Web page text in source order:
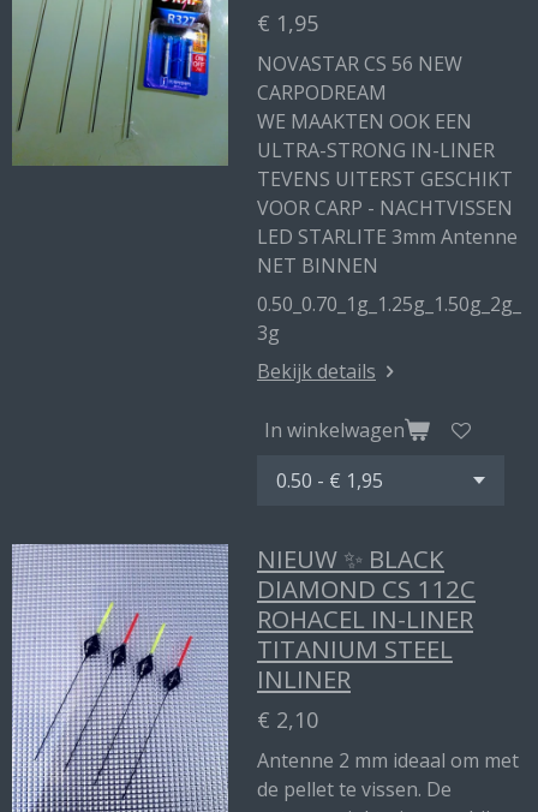
€ 1,95
NOVASTAR CS 56 NEW
CARPODREAM
WE MAAKTEN OOK EEN
ULTRA-STRONG IN-LINER
TEVENS UITERST GESCHIKT
VOOR CARP - NACHTVISSEN
LED STARLITE 3mm Antenne
NET BINNEN
0.50_0.70_1g_1.25g_1.50g_2g_
3g
Bekijk details
In winkelwagen
NIEUW ✨ BLACK
DIAMOND CS 112C
ROHACEL IN-LINER
TITANIUM STEEL
INLINER
€ 2,10
Antenne 2 mm ideaal om met
de pellet te vissen. De